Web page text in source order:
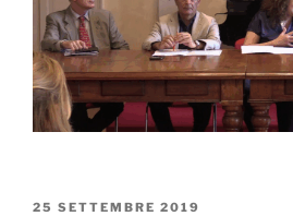
PUBBLICATO
25 SETTEMBRE 2019